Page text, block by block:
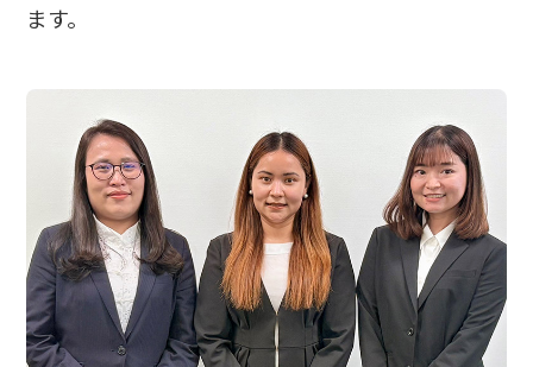
ます。